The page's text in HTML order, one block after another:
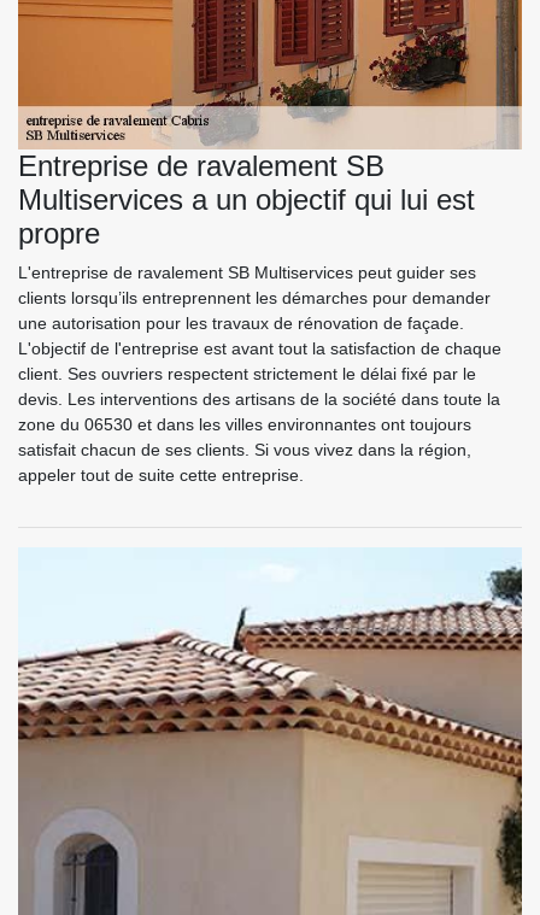
Entreprise de ravalement SB
Multiservices a un objectif qui lui est
propre
L'entreprise de ravalement SB Multiservices peut guider ses
clients lorsqu’ils entreprennent les démarches pour demander
une autorisation pour les travaux de rénovation de façade.
L'objectif de l'entreprise est avant tout la satisfaction de chaque
client. Ses ouvriers respectent strictement le délai fixé par le
devis. Les interventions des artisans de la société dans toute la
zone du 06530 et dans les villes environnantes ont toujours
satisfait chacun de ses clients. Si vous vivez dans la région,
appeler tout de suite cette entreprise.